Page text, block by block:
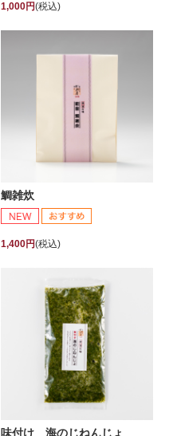
1,000円(税込)
鯛雑炊
1,400円(税込)
味付け 海のじねんじょ